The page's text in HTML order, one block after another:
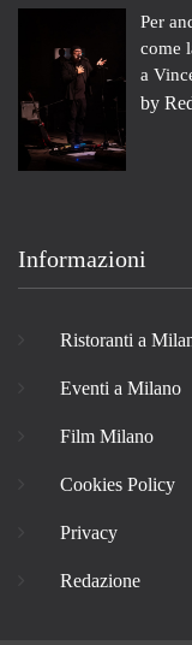
Per
come
a
by
Informazioni
Ristoranti a
Eventi a Milano
Film Milano
Cookies Policy
Privacy
Redazione